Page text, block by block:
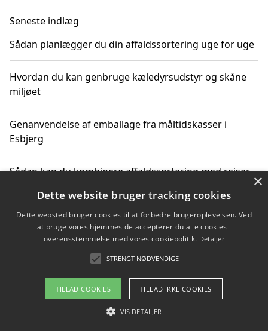
Seneste indlæg
Sådan planlægger du din affaldssortering uge for uge
Hvordan du kan genbruge kæledyrsudstyr og skåne
miljøet
Genanvendelse af emballage fra måltidskasser i
Esbjerg
Sådan kan du kombinere affaldssortering med rejser
Hvordan affaldssortering kan bidrage til co2 reduktion
Om / kontakt
Blog Betingelser
×
Dette website bruger tracking cookies
Dette websted bruger cookies til at forbedre brugeroplevelsen. Ved
at bruge vores hjemmeside accepterer du alle cookies i
overensstemmelse med vores cookiepolitik. Detaljer
STRENGT NØDVENDIGE
TILLAD COOKIES TILLAD IKKE COOKIES
VIS DETALJER